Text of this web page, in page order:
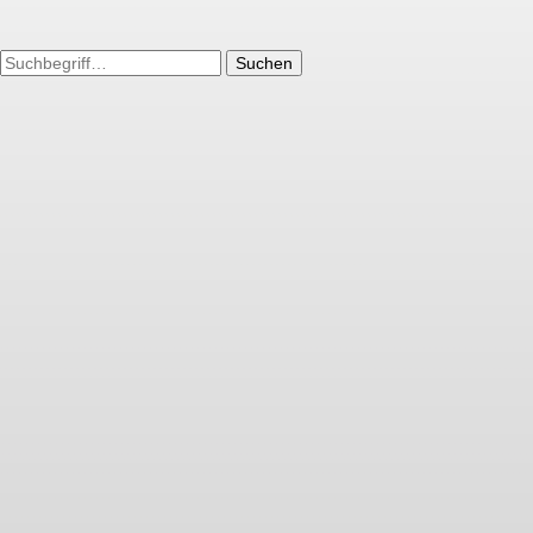
Suchen